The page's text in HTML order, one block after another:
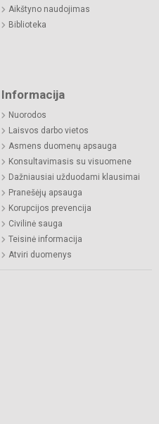
Aikštyno naudojimas
Biblioteka
Informacija
Nuorodos
Laisvos darbo vietos
Asmens duomenų apsauga
Konsultavimasis su visuomene
Dažniausiai užduodami klausimai
Pranešėjų apsauga
Korupcijos prevencija
Civilinė sauga
Teisinė informacija
Atviri duomenys